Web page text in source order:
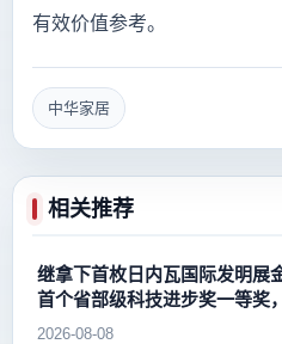
有效价值参考。
中华家居
相关推荐
继拿下首枚日内瓦国际发明展
首个省部级科技进步奖一等奖
新高峰
2026-08-08